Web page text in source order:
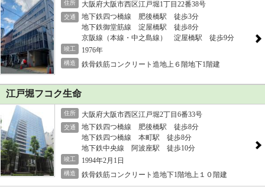
住所 大阪府大阪市西区江戸堀1丁目22番38号
交通
地下鉄四つ橋線 肥後橋駅 徒歩3分
地下鉄御堂筋線 淀屋橋駅 徒歩8分
京阪線（本線・中之島線） 淀屋橋駅 徒歩9分
竣工 1976年
構造 鉄骨鉄筋コンクリート造地上６階地下1階建
江戸堀フコク生命
住所 大阪府大阪市西区江戸堀2丁目6番33号
交通
地下鉄四つ橋線 肥後橋駅 徒歩8分
地下鉄四つ橋線 本町駅 徒歩8分
地下鉄中央線 阿波座駅 徒歩10分
竣工 1994年2月1日
構造 鉄骨鉄筋コンクリート造地下1階地上１０階建